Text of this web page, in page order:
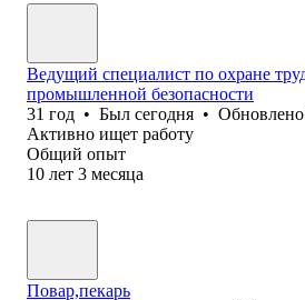
Ведущий специалист по охране
промышленной безопасности
31 год • Был сегодня • Обновлено
Активно ищет работу
Общий опыт
10 лет 3 месяца
Повар,пекарь